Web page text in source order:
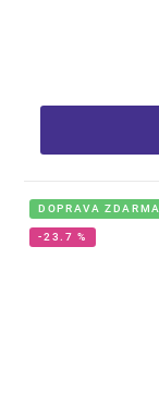
DOPRAVA ZDARMA
-23.7 %